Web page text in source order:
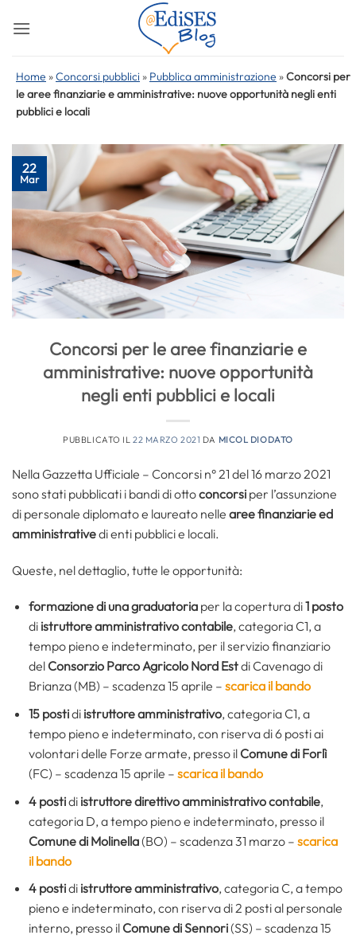
Home »Concorsi pubblici » Pubblica amministrazione »Concorsi per
le aree finanziarie e amministrative: nuove opportunità negli enti
pubblici e locali
22
Mar
Concorsi per le aree finanziarie e
amministrative: nuove opportunità
negli enti pubblici e locali
PUBBLICATO IL22 MARZO 2021 DA MICOL DIODATO
Nella Gazzetta Ufficiale – Concorsi n° 21 del 16 marzo 2021
sono stati pubblicati i bandi di ottoconcorsi per l’assunzione
di personale diplomato e laureato nelle aree finanziarie ed
amministrativedi enti pubblici e locali.
Queste, nel dettaglio, tutte le opportunità:
formazione di una graduatoriaper la copertura di1 posto
di istruttore amministrativo contabile, categoria C1, a
tempo pieno e indeterminato, per il servizio finanziario
del Consorzio Parco Agricolo Nord Estdi Cavenago di
Brianza (MB) – scadenza 15 aprile – scarica il bando
15 postidi istruttore amministrativo, categoria C1, a
tempo pieno e indeterminato, con riserva di 6 posti ai
volontari delle Forze armate, presso il Comune di Forlì
(FC) – scadenza 15 aprile – scarica il bando
4 postidi istruttore direttivo amministrativo contabile,
categoria D, a tempo pieno e indeterminato, presso il
Comune di Molinella(BO) – scadenza 31 marzo – scarica
il bando
4 postidi istruttore amministrativo, categoria C, a tempo
pieno e indeterminato, con riserva di 2 posti al personale
interno, presso il Comune di Sennori(SS) – scadenza 15